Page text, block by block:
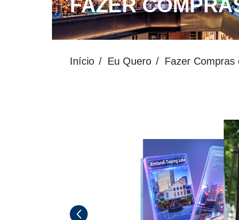
FAZER
Início Eu Quero Fazer Compras